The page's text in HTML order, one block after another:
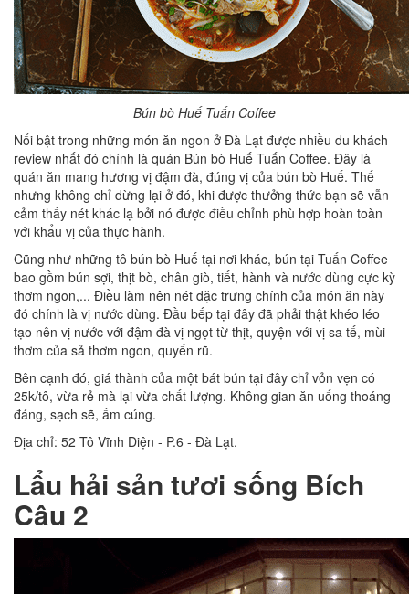
Bún bò Huế Tuấn Coffee
Nổi bật trong những món ăn ngon ở Đà Lạt được nhiều du khách
review nhất đó chính là quán Bún bò Huế Tuấn Coffee. Đây là
quán ăn mang hương vị đậm đà, đúng vị của bún bò Huế. Thế
nhưng không chỉ dừng lại ở đó, khi được thưởng thức bạn sẽ vẫn
cảm thấy nét khác lạ bởi nó được điều chỉnh phù hợp hoàn toàn
với khẩu vị của thực hành.
Cũng như những tô bún bò Huế tại nơi khác, bún tại Tuấn Coffee
bao gồm bún sợi, thịt bò, chân giò, tiết, hành và nước dùng cực kỳ
thơm ngon,... Điều làm nên nét đặc trưng chính của món ăn này
đó chính là vị nước dùng. Đầu bếp tại đây đã phải thật khéo léo
tạo nên vị nước với đậm đà vị ngọt từ thịt, quyện với vị sa tế, mùi
thơm của sả thơm ngon, quyến rũ.
Bên cạnh đó, giá thành của một bát bún tại đây chỉ vỏn vẹn có
25k/tô, vừa rẻ mà lại vừa chất lượng. Không gian ăn uống thoáng
đáng, sạch sẽ, ấm cúng.
Địa chỉ: 52 Tô Vĩnh Diện - P.6 - Đà Lạt.
Lẩu hải sản tươi sống Bích
Câu 2